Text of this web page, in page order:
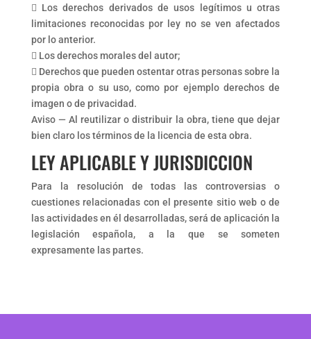
 Los derechos derivados de usos legítimos u otras
limitaciones reconocidas por ley no se ven afectados
por lo anterior.
 Los derechos morales del autor;
 Derechos que pueden ostentar otras personas sobre la
propia obra o su uso, como por ejemplo derechos de
imagen o de privacidad.
Aviso — Al reutilizar o distribuir la obra, tiene que dejar
bien claro los términos de la licencia de esta obra.
LEY APLICABLE Y JURISDICCION
Para la resolución de todas las controversias o
cuestiones relacionadas con el presente sitio web o de
las actividades en él desarrolladas, será de aplicación la
legislación española, a la que se someten
expresamente las partes.